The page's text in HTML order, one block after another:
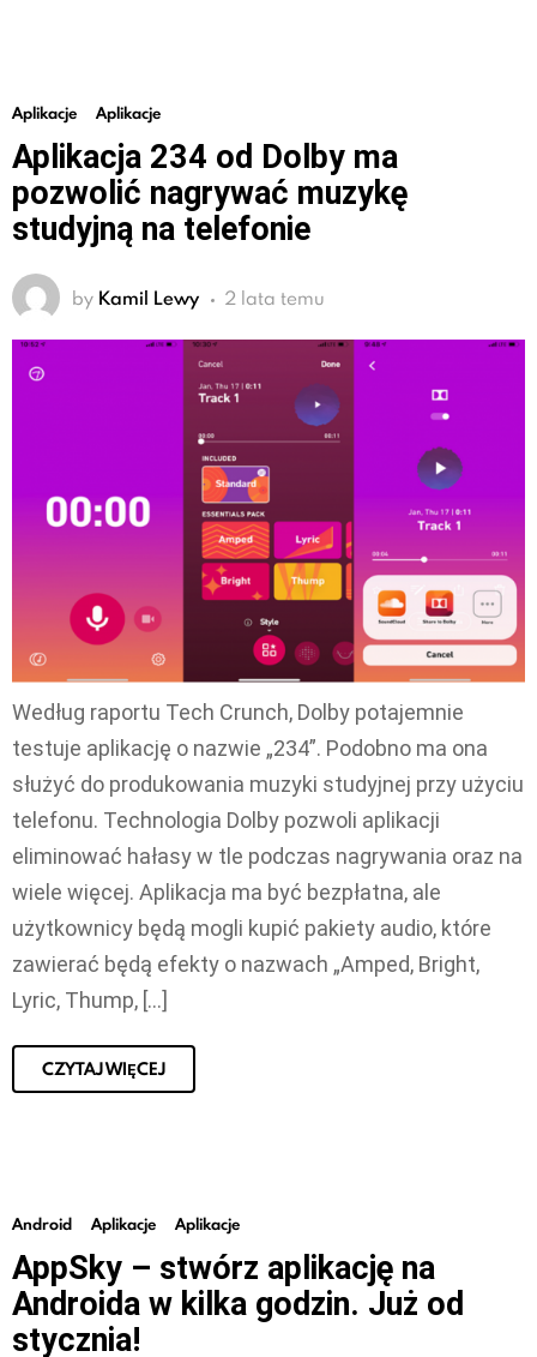
Aplikacje Aplikacje
Aplikacja 234 od Dolby ma
pozwolić nagrywać muzykę
studyjną na telefonie
by Kamil Lewy 2 lata temu
Według raportu Tech Crunch, Dolby potajemnie
testuje aplikację o nazwie „234”. Podobno ma ona
służyć do produkowania muzyki studyjnej przy użyciu
telefonu. Technologia Dolby pozwoli aplikacji
eliminować hałasy w tle podczas nagrywania oraz na
wiele więcej. Aplikacja ma być bezpłatna, ale
użytkownicy będą mogli kupić pakiety audio, które
zawierać będą efekty o nazwach „Amped, Bright,
Lyric, Thump, […]
CZYTAJ WIĘCEJ
Android Aplikacje Aplikacje
AppSky – stwórz aplikację na
Androida w kilka godzin. Już od
stycznia!